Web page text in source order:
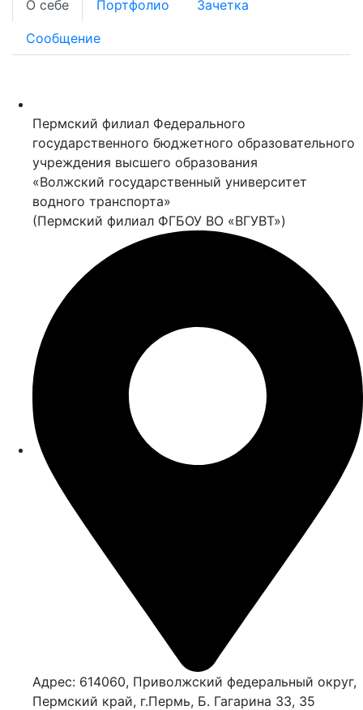
О себе Портфолио Зачетка
Сообщение
Пермский филиал Федерального
государственного бюджетного образовательного
учреждения высшего образования
«Волжский государственный университет
водного транспорта»
(Пермский филиал ФГБОУ ВО «ВГУВТ»)
Адрес: 614060, Приволжский федеральный округ,
Пермский край, г.Пермь, Б. Гагарина 33, 35